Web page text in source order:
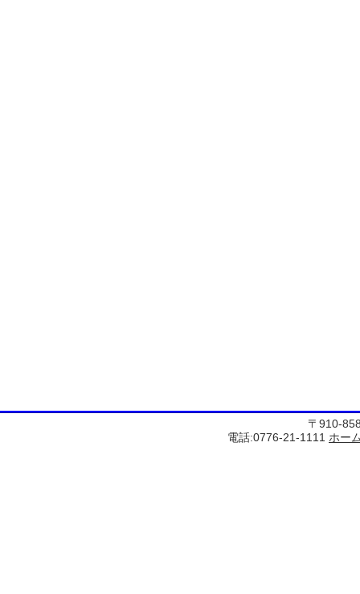
〒910-
電話:0776-21-1111 ホー